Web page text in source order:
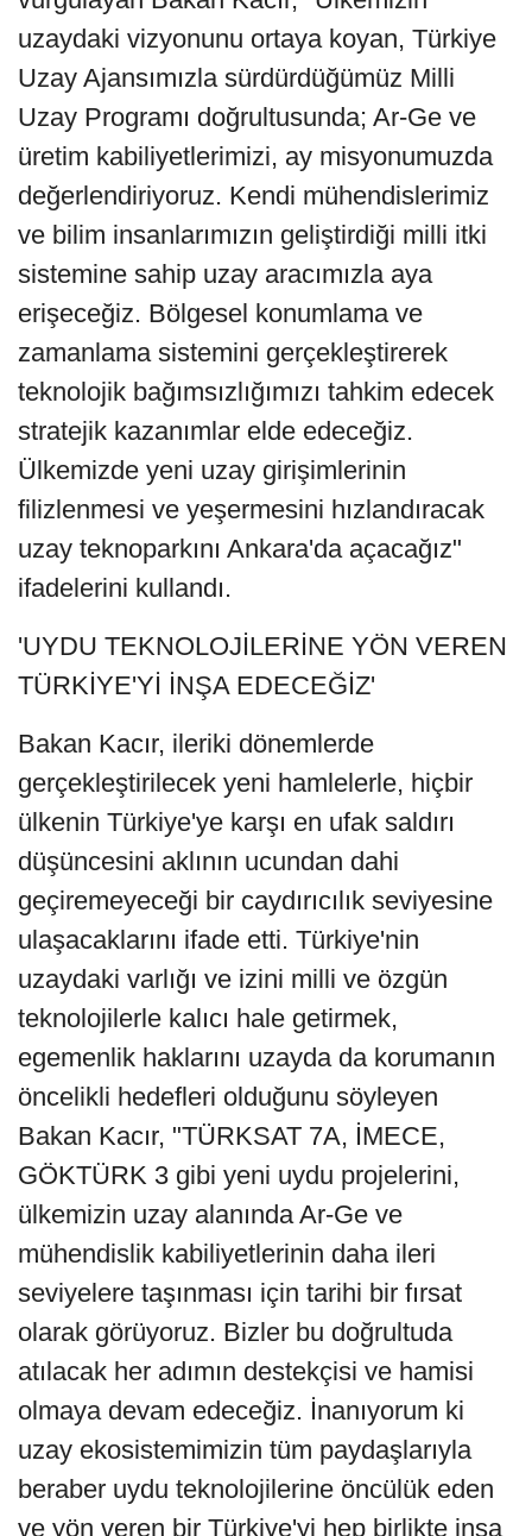
uzaydaki vizyonunu ortaya koyan, Türkiye
Uzay Ajansımızla sürdürdüğümüz Milli
Uzay Programı doğrultusunda; Ar-Ge ve
üretim kabiliyetlerimizi, ay misyonumuzda
değerlendiriyoruz. Kendi mühendislerimiz
ve bilim insanlarımızın geliştirdiği milli itki
sistemine sahip uzay aracımızla aya
erişeceğiz. Bölgesel konumlama ve
zamanlama sistemini gerçekleştirerek
teknolojik bağımsızlığımızı tahkim edecek
stratejik kazanımlar elde edeceğiz.
Ülkemizde yeni uzay girişimlerinin
filizlenmesi ve yeşermesini hızlandıracak
uzay teknoparkını Ankara'da açacağız"
ifadelerini kullandı.
'UYDU TEKNOLOJİLERİNE YÖN VEREN
TÜRKİYE'Yİ İNŞA EDECEĞİZ'
Bakan Kacır, ileriki dönemlerde
gerçekleştirilecek yeni hamlelerle, hiçbir
ülkenin Türkiye'ye karşı en ufak saldırı
düşüncesini aklının ucundan dahi
geçiremeyeceği bir caydırıcılık seviyesine
ulaşacaklarını ifade etti. Türkiye'nin
uzaydaki varlığı ve izini milli ve özgün
teknolojilerle kalıcı hale getirmek,
egemenlik haklarını uzayda da korumanın
öncelikli hedefleri olduğunu söyleyen
Bakan Kacır, "TÜRKSAT 7A, İMECE,
GÖKTÜRK 3 gibi yeni uydu projelerini,
ülkemizin uzay alanında Ar-Ge ve
mühendislik kabiliyetlerinin daha ileri
seviyelere taşınması için tarihi bir fırsat
olarak görüyoruz. Bizler bu doğrultuda
atılacak her adımın destekçisi ve hamisi
olmaya devam edeceğiz. İnanıyorum ki
uzay ekosistemimizin tüm paydaşlarıyla
beraber uydu teknolojilerine öncülük eden
ve yön veren bir Türkiye'yi hep birlikte inşa